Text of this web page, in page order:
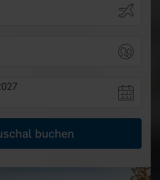
buchen